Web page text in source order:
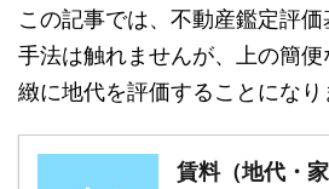
この記事では、不動産鑑定評
手法は触れませんが、上の簡
緻に地代を評価することになり
賃料（地代・